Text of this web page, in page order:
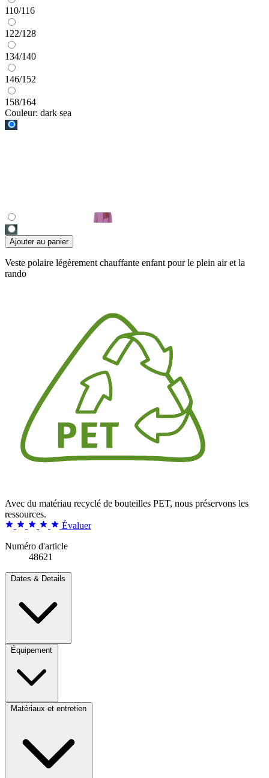
110/116
122/128
134/140
146/152
158/164
Couleur: dark sea
Ajouter au panier
Veste polaire légèrement chauffante enfant pour le plein air et la
rando
Avec du matériau recyclé de bouteilles PET, nous préservons les
ressources.
Évaluer
Numéro d'article
48621
Dates & Details
Équipement
Matériaux et entretien